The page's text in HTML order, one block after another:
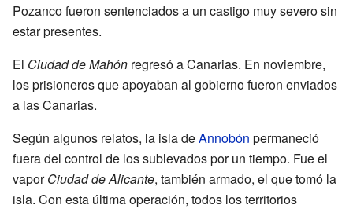
Pozanco fueron sentenciados a un castigo muy severo sin
estar presentes.
El Ciudad de Mahón regresó a Canarias. En noviembre,
los prisioneros que apoyaban al gobierno fueron enviados
a las Canarias.
Según algunos relatos, la isla deAnnobón permaneció
fuera del control de los sublevados por un tiempo. Fue el
vaporCiudad de Alicante, también armado, el que tomó la
isla. Con esta última operación, todos los territorios